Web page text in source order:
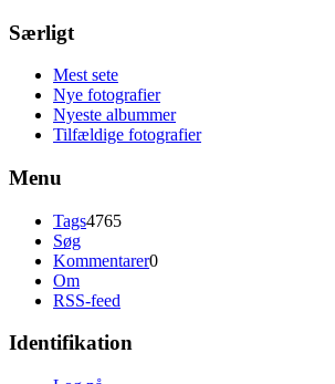
Særligt
Mest sete
Nye fotografier
Nyeste albummer
Tilfældige fotografier
Menu
Tags4765
Søg
Kommentarer0
Om
RSS-feed
Identifikation